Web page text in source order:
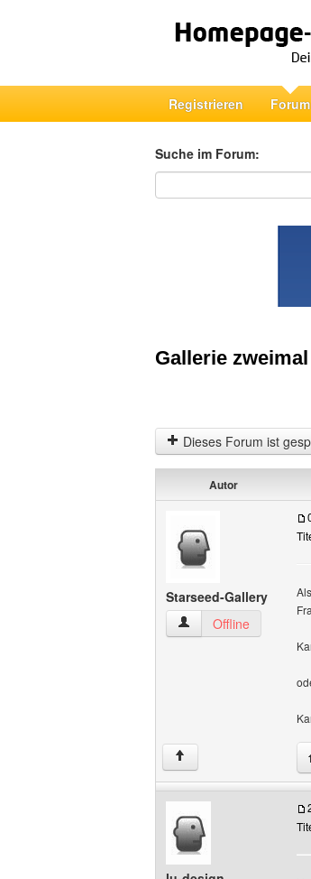
Registrieren Forum
Suche im Forum:
Suche im Forum
Gallerie
Dieses Forum ist
Autor
Starseed-Gallery
Starseed-Gallery
Offline
↑